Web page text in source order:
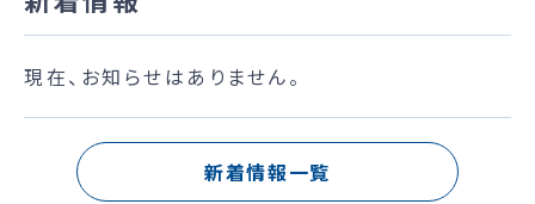
現在、お知らせはありません。
新着情報一覧